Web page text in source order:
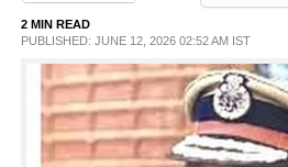
SPIRITUAL
INFO+
2 MIN READ
PUBLISHED: JUNE 12, 2026 02:52 AM IST